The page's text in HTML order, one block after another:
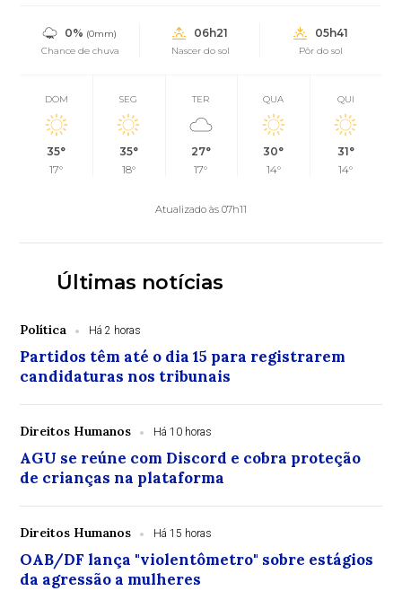
0% (0mm)
Chance de chuva
06h21
Nascer do sol
05h41
Pôr do sol
DOM
35°
17°
SEG
35°
18°
TER
27°
17°
QUA
30°
14°
QUI
31°
14°
Atualizado às 07h11
Últimas notícias
Política Há 2 horas
Partidos têm até o dia 15 para registrarem
candidaturas nos tribunais
Direitos Humanos Há 10 horas
AGU se reúne com Discord e cobra proteção
de crianças na plataforma
Direitos Humanos Há 15 horas
OAB/DF lança "violentômetro" sobre estágios
da agressão a mulheres